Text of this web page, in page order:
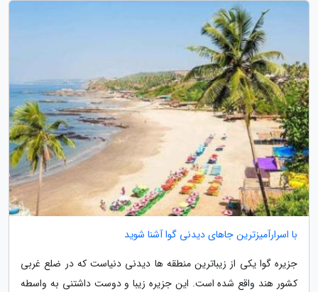
با اسرارآمیزترین جاهای دیدنی گوا آشنا شوید
جزیره گوا یکی از زیباترین منطقه ها دیدنی دنیاست که در ضلع غربی
کشور هند واقع شده است. این جزیره زیبا و دوست داشتنی به واسطه